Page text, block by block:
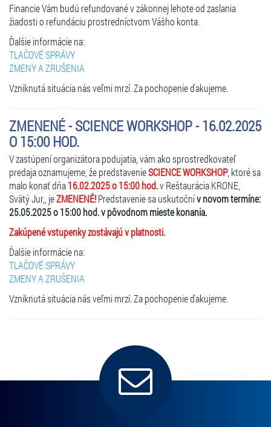
Financie Vám budú refundované v zákonnej lehote od zaslania
žiadosti o refundáciu prostredníctvom Vášho konta.
Ďalšie informácie na:
TLAČOVÉ SPRÁVY
ZMENY A ZRUŠENIA
Vzniknutá situácia nás veľmi mrzí. Za pochopenie ďakujeme.
ZMENENÉ - SCIENCE WORKSHOP - 16.02.2025
O 15:00 HOD.
V zastúpení organizátora podujatia, vám ako sprostredkovateľ
predaja oznamujeme, že predstavenieSCIENCE WORKSHOP, ktoré sa
malo konať dňa16.02.2025 o 15:00 hod.v Reštaurácia KRONE,
Svätý Jur,, jeZMENENÉ!Predstavenie sa uskutočnív novom termíne:
25.05.2025 o 15:00 hod. v pôvodnom mieste konania.
Zakúpené vstupenky zostávajú v platnosti.
Ďalšie informácie na:
TLAČOVÉ SPRÁVY
ZMENY A ZRUŠENIA
Vzniknutá situácia nás veľmi mrzí. Za pochopenie ďakujeme.